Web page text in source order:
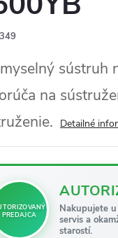
sústruh
na
Detailné
PREDAJCA
Nakupujete
servis a
starostí.